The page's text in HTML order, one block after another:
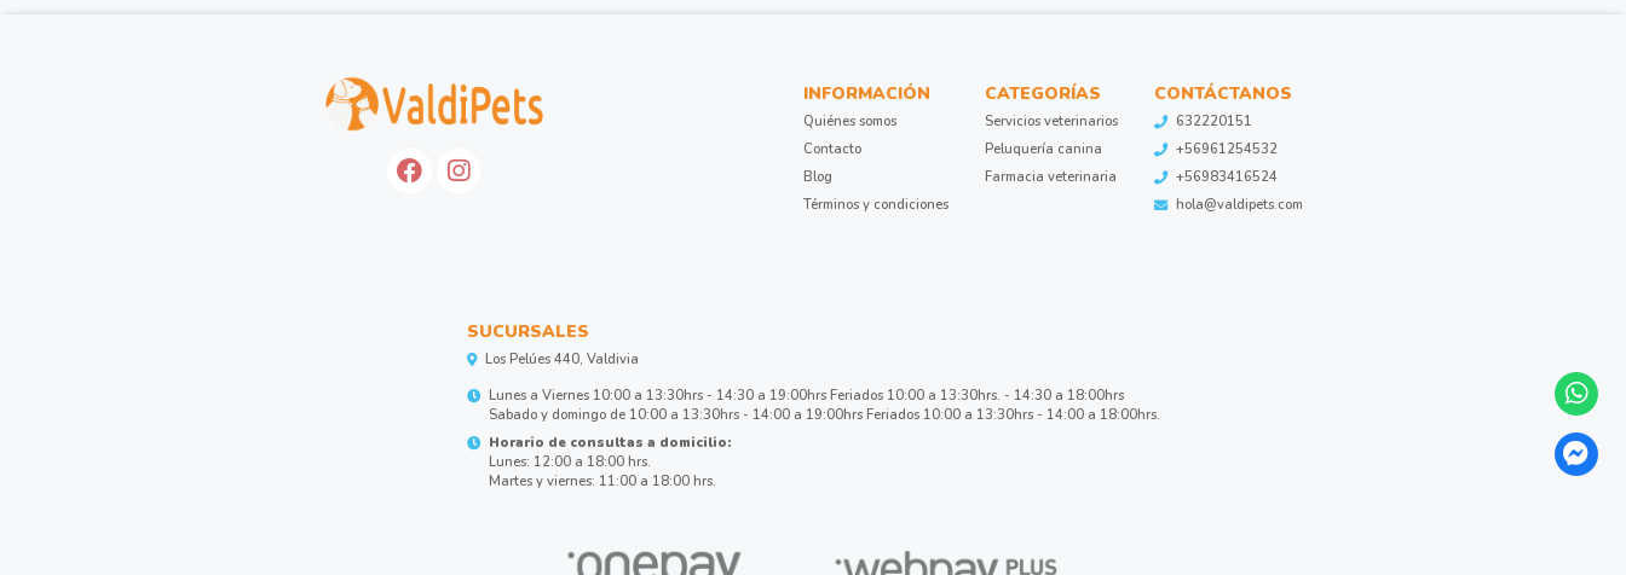
INFORMACIÓN
Quiénes somos
Contacto
Blog
Términos y condiciones
CATEGORÍAS
Servicios veterinarios
Peluquería canina
Farmacia veterinaria
CONTÁCTANOS
632220151
+56961254532
+56983416524
hola@valdipets.com
SUCURSALES
Los Pelúes 440, Valdivia
Lunes a Viernes 10:00 a 13:30hrs - 14:30 a 19:00hrs Feriados 10:00 a 13:30hrs. - 14:30 a 18:00hrs
Sabado y domingo de 10:00 a 13:30hrs - 14:00 a 19:00hrs Feriados 10:00 a 13:30hrs - 14:00 a 18:00hrs.
Horario de consultas a domicilio:
Lunes: 12:00 a 18:00 hrs.
Martes y viernes: 11:00 a 18:00 hrs.